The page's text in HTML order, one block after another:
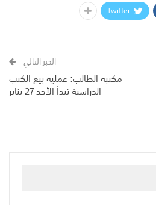
Twitter
الخبر التالي
مكتبة الطالب: عملية بيع الكتب
الدراسية تبدأ الأحد 27 يناير